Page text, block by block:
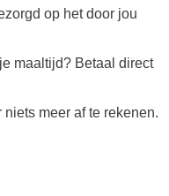
op het door jou
maaltijd? Betaal direct
meer af te rekenen.